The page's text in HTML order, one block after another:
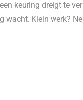
keuring dreigt te
wacht. Klein werk?